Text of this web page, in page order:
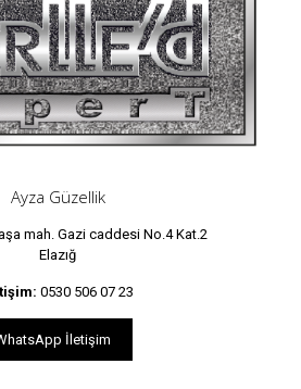
Ayza Güzellik
mah. Gazi caddesi No.4 Kat.2
Elazığ
0530 506 07 23
İletişim